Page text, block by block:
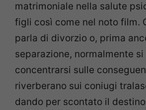
matrimoniale nella salute
figli così come nel noto film.
parla di divorzio o, prima
separazione, normalmente si
concentrarsi sulle
riverberano sui coniugi
dando per scontato il